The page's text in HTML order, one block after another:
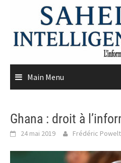
content
Main Menu
Ghana : droit à
24 mai 2019 Frédéric